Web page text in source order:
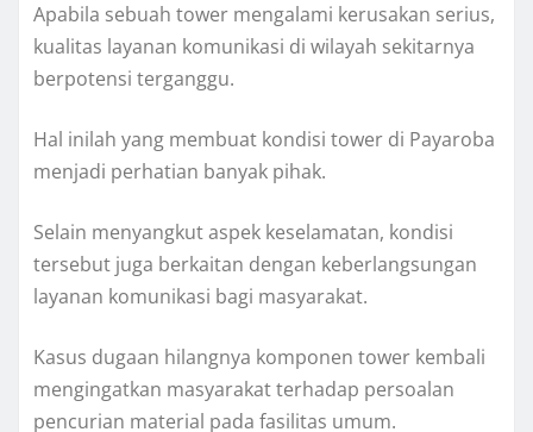
Apabila sebuah tower mengalami kerusakan serius,
kualitas layanan komunikasi di wilayah sekitarnya
berpotensi terganggu.
Hal inilah yang membuat kondisi tower di Payaroba
menjadi perhatian banyak pihak.
Selain menyangkut aspek keselamatan, kondisi
tersebut juga berkaitan dengan keberlangsungan
layanan komunikasi bagi masyarakat.
Kasus dugaan hilangnya komponen tower kembali
mengingatkan masyarakat terhadap persoalan
pencurian material pada fasilitas umum.